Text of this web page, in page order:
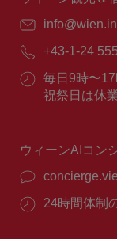
E
ー
ル：
電
番
号：
+43-1-24 555
営
業
毎日9時〜
祝祭日は休
ウィーンAIコン
24時間体制